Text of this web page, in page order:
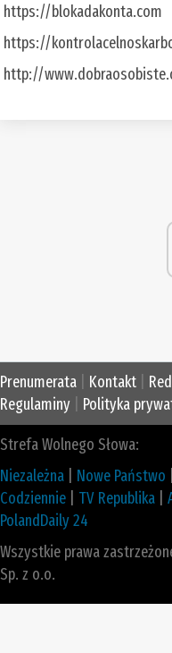
https://blokadakonta.com
https://
http://
Prenumerata Kontakt
Regulaminy
Polityka
Strefa Wolnego Słowa:
Niezależna
Nowe Państwo
Codziennie
TV Republika
PolandDaily 24
Wszystkie prawa
Sp. z o.o.